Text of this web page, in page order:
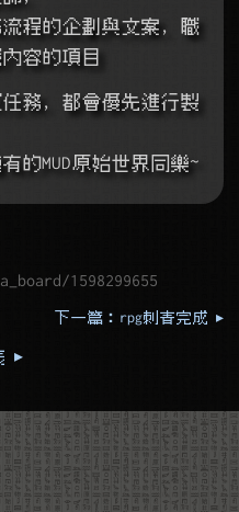
程的企劃與文案, 職
容的項目
務, 都會優先進行製
的MUD原始世界同樂~
1598299655
下一篇：rpg刺青完成 ▸
▸